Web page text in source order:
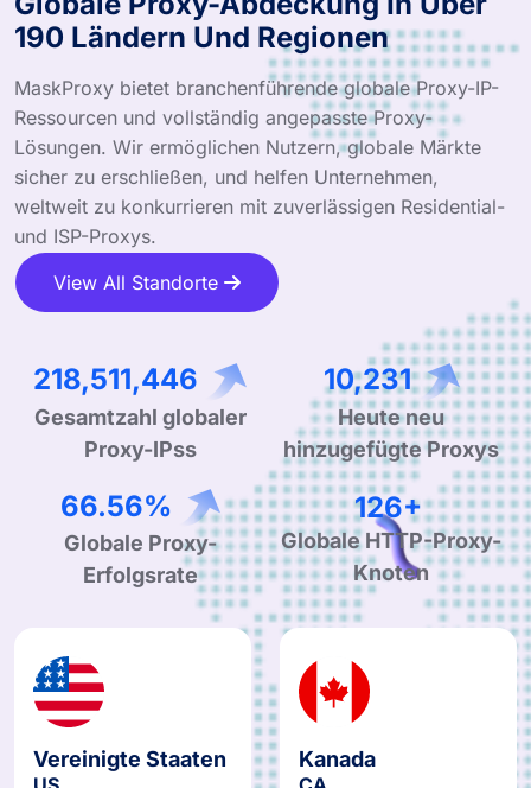
190 Ländern Und Regionen
MaskProxy bietet branchenführende globale Proxy-IP-
Ressourcen und vollständig angepasste Proxy-
Lösungen. Wir ermöglichen Nutzern, globale Märkte
sicher zu erschließen, und helfen Unternehmen,
weltweit zu konkurrieren mit zuverlässigen Residential-
und ISP-Proxys.
View All Standorte
327,954,573
Gesamtzahl globaler
Proxy-IPss
15,356
Heute neu
hinzugefügte Proxys
99.90%
Globale Proxy-
Erfolgsrate
190+
Globale HTTP-Proxy-
Knoten
Vereinigte Staaten
US
Kanada
CA